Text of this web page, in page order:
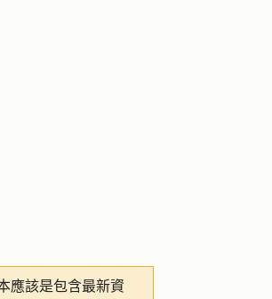
應該是包含最新資